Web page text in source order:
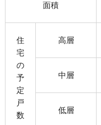
面積
住
宅
の
予
定
戸
数
高層
中層
低層